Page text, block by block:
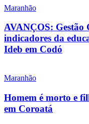
Maranhão
AVANÇOS:
indicadores da
Ideb em Codó
Maranhão
Homem é morto e
em Coroatá